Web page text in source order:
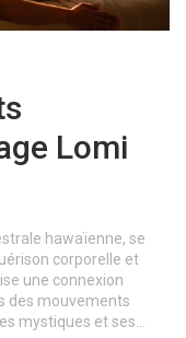
Lomi
hawaïenne, se
corporelle et
une connexion
des mouvements
mystiques et ses